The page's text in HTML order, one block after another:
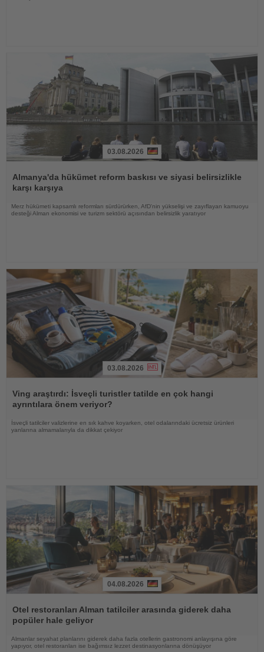
Oku
03.08.2026
Almanya'da hükümet reform baskısı ve siyasi belirsizlikle
karşı karşıya
Merz hükümeti kapsamlı reformları sürdürürken, AfD'nin yükselişi ve zayıflayan kamuoyu
desteği Alman ekonomisi ve turizm sektörü açısından belirsizlik yaratıyor
Oku
03.08.2026
Ving araştırdı: İsveçli turistler tatilde en çok hangi
ayrıntılara önem veriyor?
İsveçli tatilciler valizlerine en sık kahve koyarken, otel odalarındaki ücretsiz ürünleri
yanlarına almamalarıyla da dikkat çekiyor
Oku
04.08.2026
Otel restoranları Alman tatilciler arasında giderek daha
popüler hale geliyor
Almanlar seyahat planlarını giderek daha fazla otellerin gastronomi anlayışına göre
yapıyor, otel restoranları ise bağımsız lezzet destinasyonlarına dönüşüyor